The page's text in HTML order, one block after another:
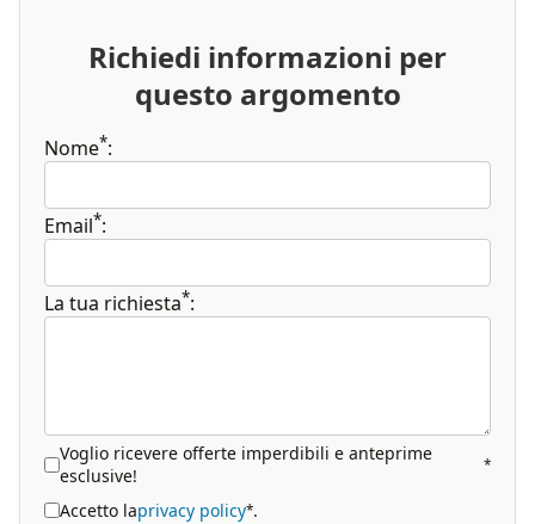
Richiedi informazioni per
questo argomento
Nome*:
Email*:
La tua richiesta*:
Voglio ricevere offerte imperdibili e anteprime
esclusive!
*
Accetto laprivacy policy*.